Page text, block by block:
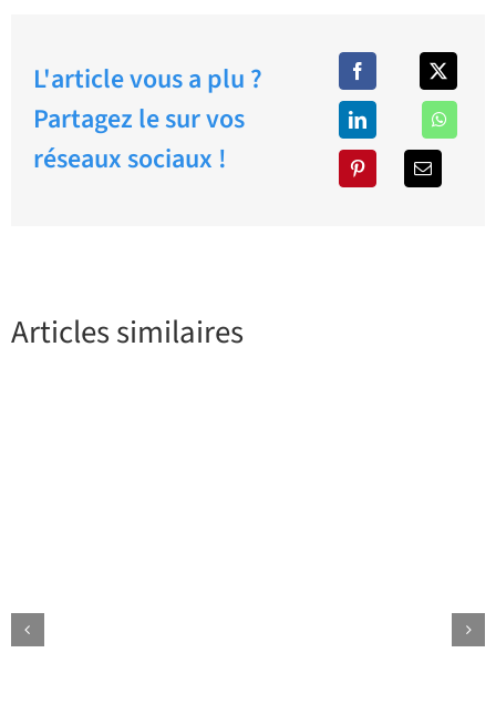
L'article vous a plu ?
Partagez le sur vos
réseaux sociaux !
Articles similaires